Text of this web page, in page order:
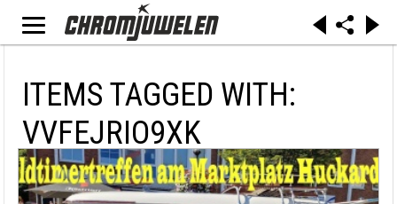
ITEMS TAGGED WITH:
VVFEJRIO9XK